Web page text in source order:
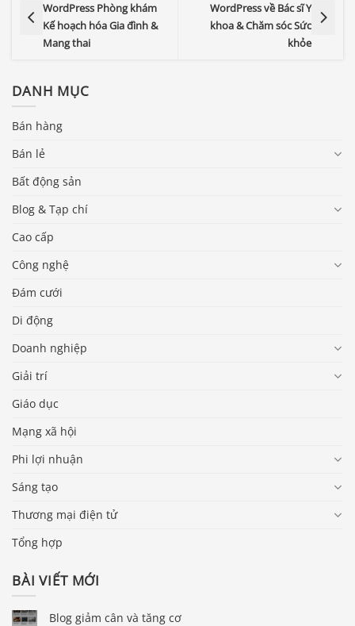
WordPress Phòng khám
Kế hoạch hóa Gia đình &
Mang thai
WordPress về Bác sĩ Y
khoa & Chăm sóc Sức
khỏe
DANH MỤC
Bán hàng
Bán lẻ
Bất động sản
Blog & Tạp chí
Cao cấp
Công nghệ
Đám cưới
Di động
Doanh nghiệp
Giải trí
Giáo dục
Mạng xã hội
Phi lợi nhuận
Sáng tạo
Thương mại điện tử
Tổng hợp
BÀI VIẾT MỚI
Blog giảm cân và tăng cơ